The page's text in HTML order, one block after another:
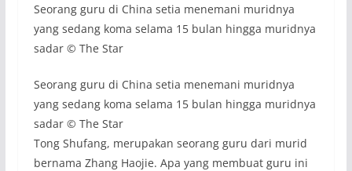
Seorang guru di China setia menemani muridnya
yang sedang koma selama 15 bulan hingga muridnya
sadar © The Star
Seorang guru di China setia menemani muridnya
yang sedang koma selama 15 bulan hingga muridnya
sadar © The Star
Tong Shufang, merupakan seorang guru dari murid
bernama Zhang Haojie. Apa yang membuat guru ini